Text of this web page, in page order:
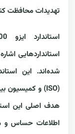
تهدیدات محافظت
استانداردهایی
شده‌اند. این
هدف اصلی این
اطلاعات حساس و